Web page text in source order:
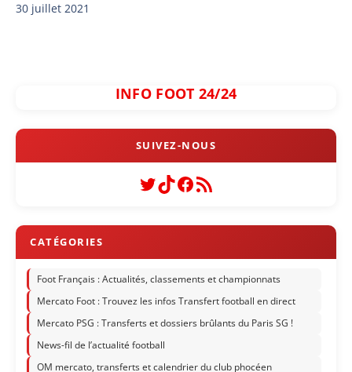
30 juillet 2021
INFO FOOT 24/24
Twitter
TikTok
Facebook
Flux RSS
Foot Français : Actualités, classements et championnats
Mercato Foot : Trouvez les infos Transfert football en direct
Mercato PSG : Transferts et dossiers brûlants du Paris SG !
News-fil de l’actualité football
OM mercato, transferts et calendrier du club phocéen